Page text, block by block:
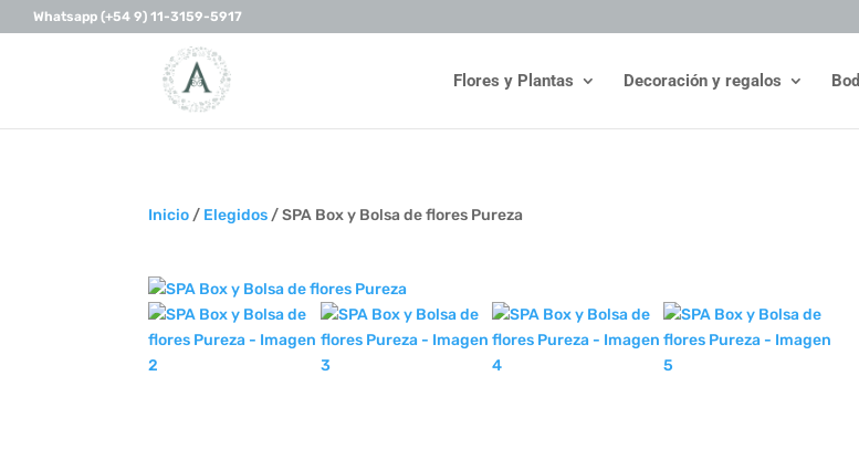
Whatsapp (+54 9) 11-3159-5917
Flores y Plantas Decoración y regalos
Inicio / Elegidos / SPA Box y Bolsa de flores Pureza